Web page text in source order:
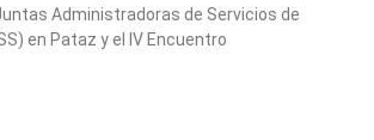
Administradoras de Servicios de
en Pataz y el IV Encuentro